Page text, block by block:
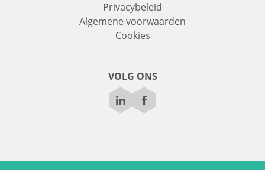
Privacybeleid
Algemene voorwaarden
Cookies
VOLG ONS